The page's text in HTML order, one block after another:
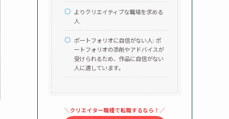
IT・WEB・ソーシャルゲーム業界を専門とした転職支援サービス
よりクリエイティブな職場を求める
人
ポートフォリオに自信がない人: ポ
ートフォリオの添削やアドバイスが
受けられるため、作品に自信がない
人に適しています。
＼クリエイター職種で転職するなら！／